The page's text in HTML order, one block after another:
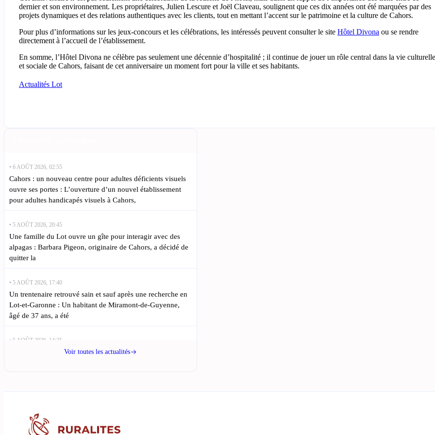
dernier et son environnement. Les propriétaires, Julien Lescure et Joël Claveau, soulignent que ces dix années ont été marquées par des
projets dynamiques et des relations authentiques avec les clients, tout en mettant l’accent sur le patrimoine et la culture de Cahors.
Pour plus d’informations sur les jeux-concours et les célébrations, les intéressés peuvent consulter le site Hôtel Divona ou se rendre
directement à l’accueil de l’établissement.
En somme, l’Hôtel Divona ne célèbre pas seulement une décennie d’hospitalité ; il continue de jouer un rôle central dans la vie culturelle
et sociale de Cahors, faisant de cet anniversaire un moment fort pour la ville et ses habitants.
Actualités Lot
• 6 AOÛT 2026, 02:55
Cahors : un nouveau centre pour adultes déficients visuels
ouvre ses portes : L’ouverture d’un nouvel établissement
pour adultes handicapés visuels à Cahors,
• 5 AOÛT 2026, 20:45
Une famille du Lot ouvre un gîte pour interagir avec des
alpagas : Barbara Pigeon, originaire de Cahors, a décidé de
quitter la
• 5 AOÛT 2026, 17:40
Un trentenaire retrouvé sain et sauf après une recherche en
Lot-et-Garonne : Un habitant de Miramont-de-Guyenne,
âgé de 37 ans, a été
• 5 AOÛT 2026, 14:35
Des fraises cultivées sous serres expérimentales fleurissent à
de l’été : Les étoiles brillent au-dessus du Lot, offrant
l’occasion aux habitants
Voir toutes les actualités